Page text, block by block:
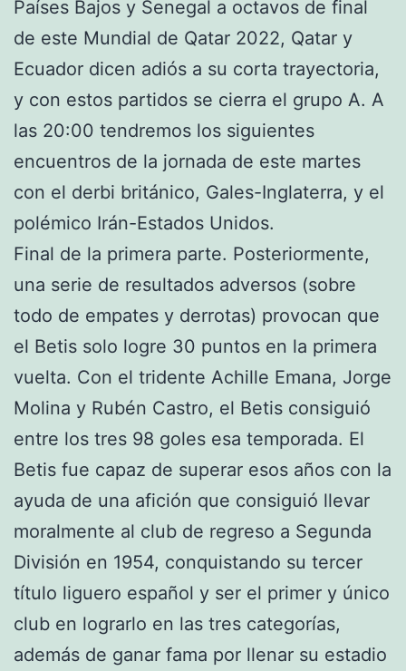
Países Bajos y Senegal a octavos de final
de este Mundial de Qatar 2022, Qatar y
Ecuador dicen adiós a su corta trayectoria,
y con estos partidos se cierra el grupo A. A
las 20:00 tendremos los siguientes
encuentros de la jornada de este martes
con el derbi británico, Gales-Inglaterra, y el
polémico Irán-Estados Unidos.
Final de la primera parte. Posteriormente,
una serie de resultados adversos (sobre
todo de empates y derrotas) provocan que
el Betis solo logre 30 puntos en la primera
vuelta. Con el tridente Achille Emana, Jorge
Molina y Rubén Castro, el Betis consiguió
entre los tres 98 goles esa temporada. El
Betis fue capaz de superar esos años con la
ayuda de una afición que consiguió llevar
moralmente al club de regreso a Segunda
División en 1954, conquistando su tercer
título liguero español y ser el primer y único
club en lograrlo en las tres categorías,
además de ganar fama por llenar su estadio